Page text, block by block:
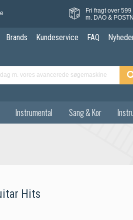
Fri fragt over 599
m. DAO &
Brands Kundeservice FAQ
Instrumental Sang & Kor
Hits